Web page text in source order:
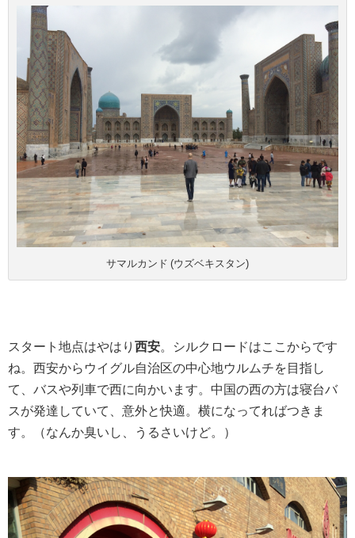
サマルカンド (ウズベキスタン)
スタート地点はやはり 西安 。シルクロードはここからです
ね。西安からウイグル自治区の中心地ウルムチを目指し
て、バスや列車で西に向かいます。中国の西の方は寝台バ
スが発達していて、意外と快適。横になってればつきま
す。（なんか臭いし、うるさいけど。）